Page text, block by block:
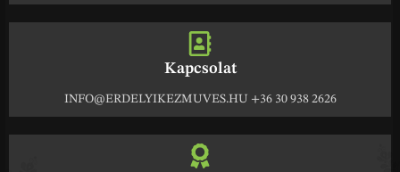
Kapcsolat
INFO@ERDELYIKEZMUVES.HU +36 30 938 2626